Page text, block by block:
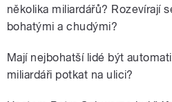
několika miliardářů? Rozevírají
bohatými a chudými?
Mají nejbohatší lidé být
miliardáři potkat na ulici?